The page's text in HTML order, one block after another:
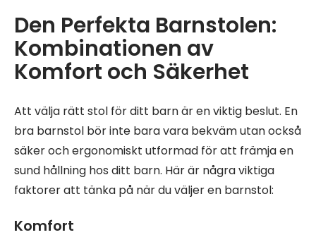
Den Perfekta Barnstolen:
Kombinationen av
Komfort och Säkerhet
Att välja rätt stol för ditt barn är en viktig beslut. En
bra barnstol bör inte bara vara bekväm utan också
säker och ergonomiskt utformad för att främja en
sund hållning hos ditt barn. Här är några viktiga
faktorer att tänka på när du väljer en barnstol:
Komfort